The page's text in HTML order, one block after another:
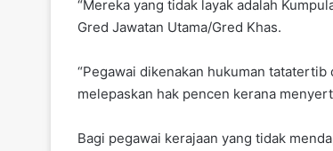
“Mereka yang tidak layak adalah
Gred Jawatan Utama/Gred Khas.
“Pegawai dikenakan hukuman
melepaskan hak pencen kerana
Bagi pegawai kerajaan yang tidak